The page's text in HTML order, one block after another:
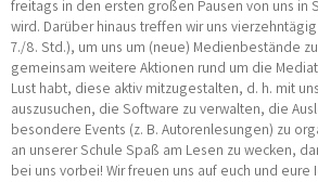
freitags in den ersten großen Pausen von uns in
wird. Darüber hinaus treffen wir uns
7./8. Std.), um uns um (neue) Medienbestände
gemeinsam weitere Aktionen rund um die
Lust habt, diese aktiv mitzugestalten, d. h. mit
auszusuchen, die Software zu verwalten, die
besondere Events (z. B. Autorenlesungen) zu
an unserer Schule Spaß am Lesen zu wecken,
bei uns vorbei! Wir freuen uns auf euch und eure